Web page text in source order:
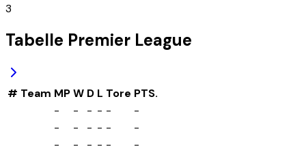
3
Tabelle Premier League
# Team MPW D L Tore PTS.
-
- - - -
-
-
- - - -
-
-
- - - -
-